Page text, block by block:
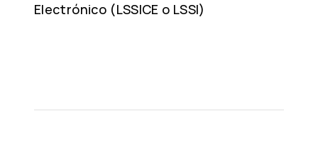
Electrónico (LSSICE o LSSI)